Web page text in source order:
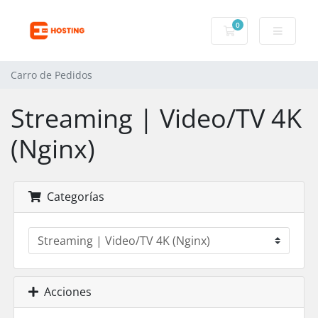
0
Carro de Pedidos
Carro de Pedidos
Streaming | Video/TV 4K
(Nginx)
Categorías
Acciones